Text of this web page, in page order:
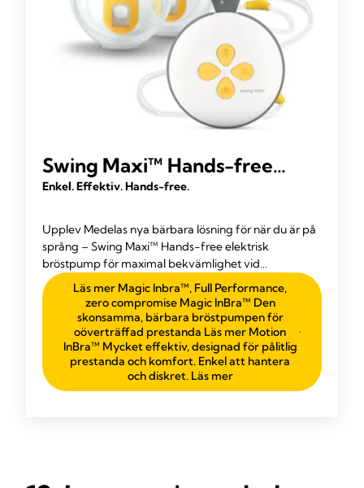
Swing Maxi™ Hands-free
elektrisk bröstpump
Enkel. Effektiv. Hands-free.
Upplev Medelas nya bärbara lösning för när du är på
språng – Swing Maxi™ Hands-free elektrisk
bröstpump för maximal bekvämlighet vid
multitasking.Läs mer Magic Inbra™, Full Performance,
zero compromise Magic InBra™ Den
skonsamma, bärbara bröstpumpen för
oöverträffad prestanda Läs mer Motion
InBra™ Mycket effektiv, designad för pålitlig
prestanda och komfort. Enkel att hantera
och diskret. Läs mer